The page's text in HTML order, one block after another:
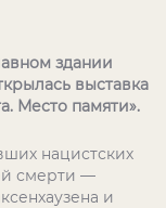
здании
выставка
Место памяти».
нацистских
смерти —
и